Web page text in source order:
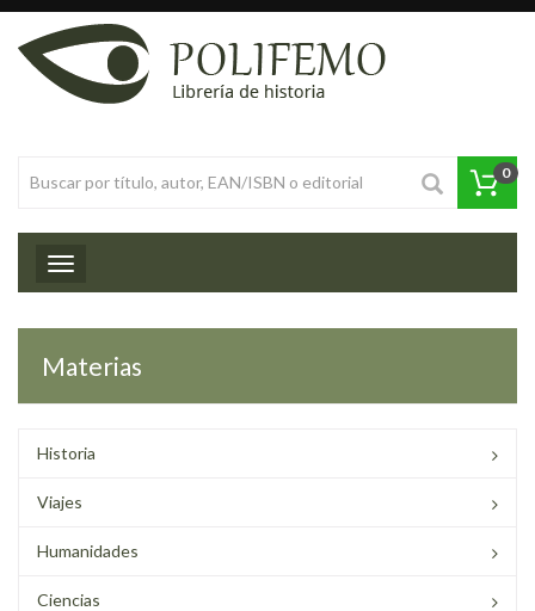
0
Toggle navigation
Materias
Historia
Viajes
Humanidades
Ciencias